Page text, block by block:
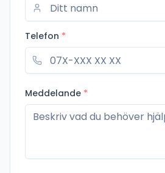
Telefon *
Meddelande *